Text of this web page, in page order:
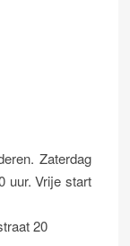
Zaterdag
uur. Vrije start
20